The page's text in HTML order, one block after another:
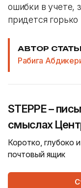
ошибки в учете,
придется горько
АВТОР
Рабига
STEPPE –
смыслах
Коротко, глубоко
почтовый ящик